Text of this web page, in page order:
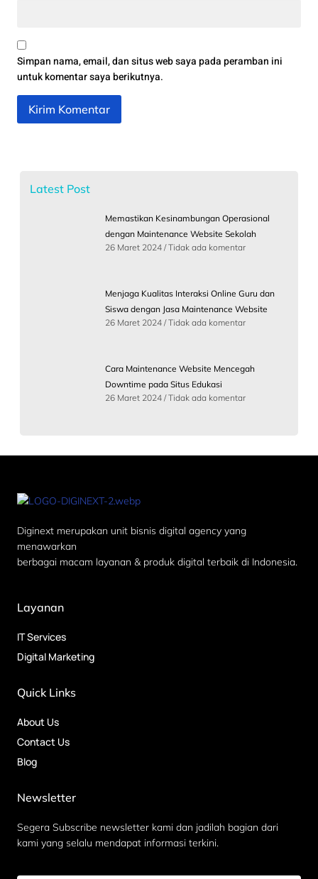
Simpan nama, email, dan situs web saya pada peramban ini
untuk komentar saya berikutnya.
Latest Post
Memastikan Kesinambungan Operasional
dengan Maintenance Website Sekolah
26 Maret 2024 Tidak ada komentar
Menjaga Kualitas Interaksi Online Guru dan
Siswa dengan Jasa Maintenance Website
26 Maret 2024 Tidak ada komentar
Cara Maintenance Website Mencegah
Downtime pada Situs Edukasi
26 Maret 2024 Tidak ada komentar
Diginext merupakan unit bisnis digital agency yang
menawarkan
berbagai macam layanan & produk digital terbaik di Indonesia.
Layanan
IT Services
Digital Marketing
Quick Links
About Us
Contact Us
Blog
Newsletter
Segera Subscribe newsletter kami dan jadilah bagian dari
kami yang selalu mendapat informasi terkini.